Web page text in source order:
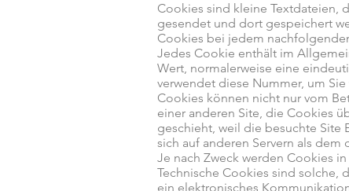
Cookies sind kleine Textdateien,
gesendet und dort gespeichert
Cookies bei jedem
Jedes Cookie enthält im
Wert, normalerweise eine
verwendet diese Nummer, um
Cookies können nicht nur vom
einer anderen Site, die Cookies
geschieht, weil die besuchte Site
sich auf anderen Servern als
Je nach Zweck werden Cookies in
Technische Cookies sind solche,
ein elektronisches